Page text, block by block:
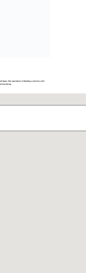
Spain. She specializes in blending creativity with
marketing.